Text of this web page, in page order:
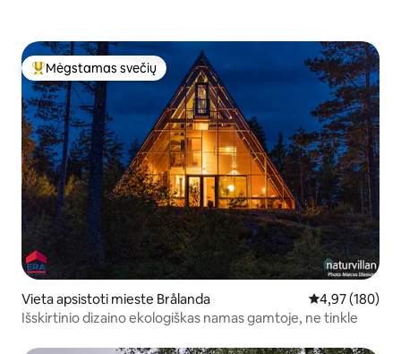
Svečių mėgstamiausias
Mėgstamas svečių
Vieta apsistoti mieste Brålanda Vidutinis
4,97 (180)
Išskirtinio dizaino ekologiškas namas gamtoje, ne tinkle